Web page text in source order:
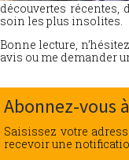
découvertes récentes,
soin les plus insolites.
Bonne lecture,
avis ou me demander
Abonnez-vous
Saisissez votre
recevoir une